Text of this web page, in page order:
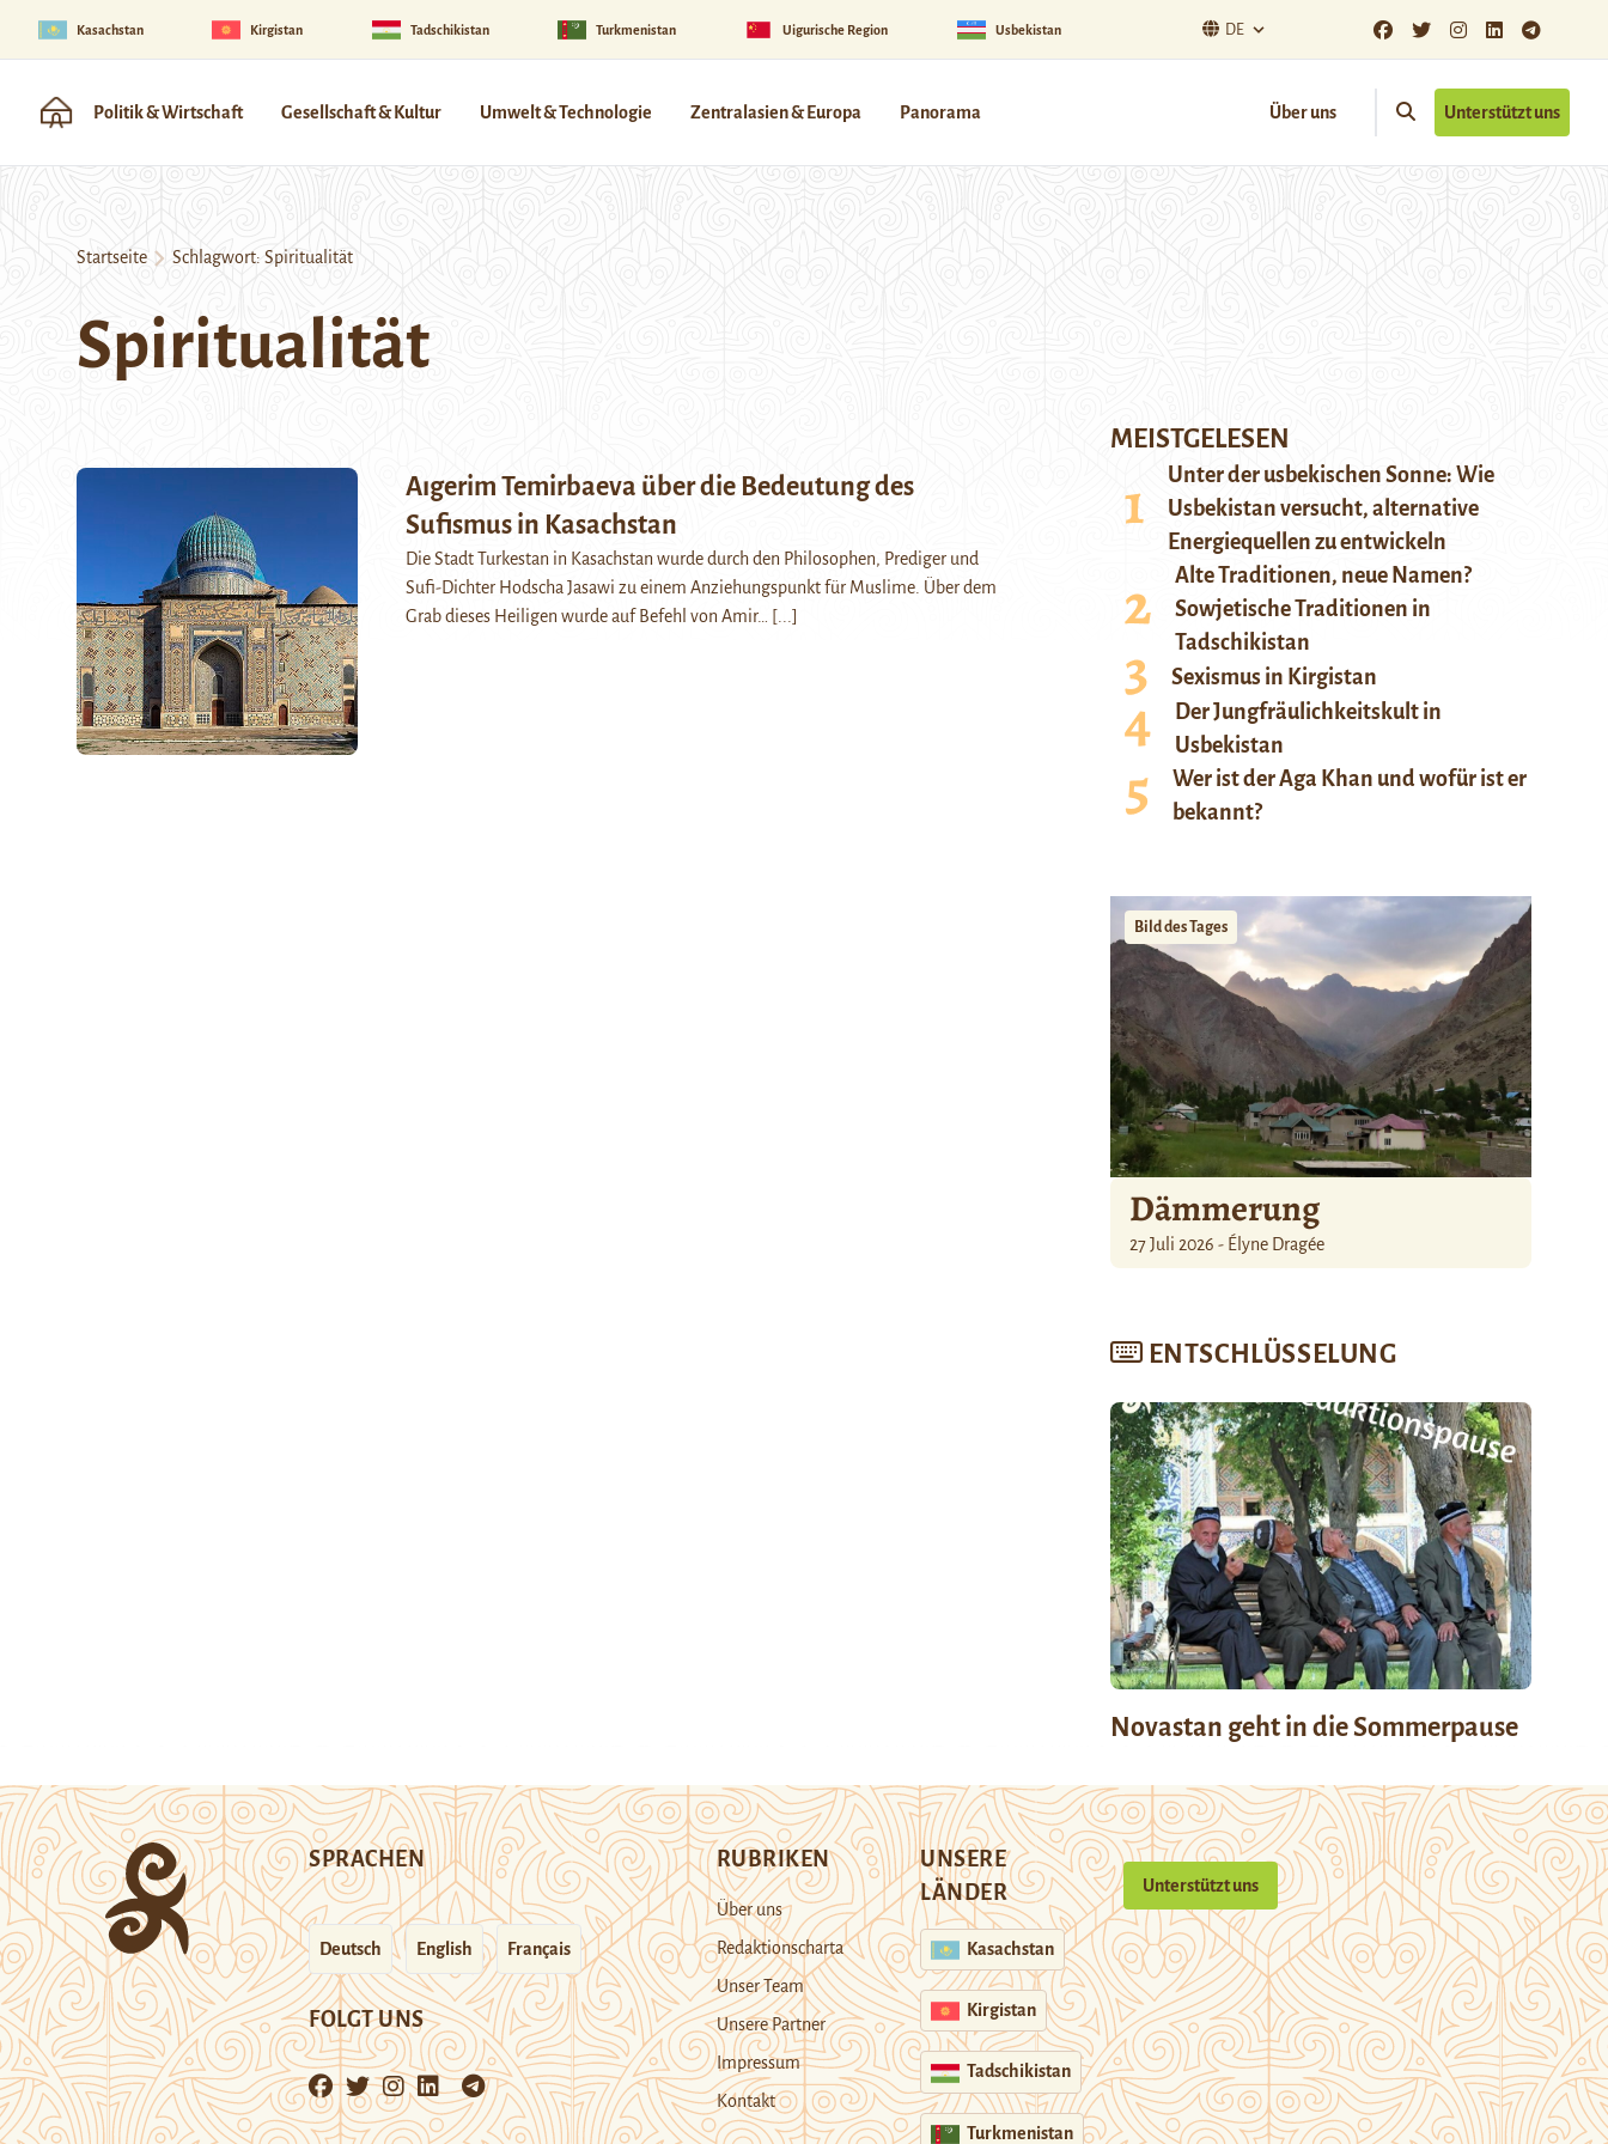
Kasachstan Kirgistan Tadschikistan Turkmenistan Uigurische Region Usbekistan DE
Politik & Wirtschaft Gesellschaft & Kultur Umwelt & Technologie Zentralasien & Europa Panorama Über uns Unterstützt uns
Startseite Schlagwort: Spiritualität
Spiritualität
Aıgerim Temirbaeva über die Bedeutung des
Sufismus in Kasachstan
Die Stadt Turkestan in Kasachstan wurde durch den Philosophen, Prediger und
Sufi-Dichter Hodscha Jasawi zu einem Anziehungspunkt für Muslime. Über dem
Grab dieses Heiligen wurde auf Befehl von Amir…
[...]
MEISTGELESEN
Unter der usbekischen Sonne: Wie
Usbekistan versucht, alternative
Energiequellen zu entwickeln
Alte Traditionen, neue Namen?
Sowjetische Traditionen in
Tadschikistan
Sexismus in Kirgistan
Der Jungfräulichkeitskult in
Usbekistan
Wer ist der Aga Khan und wofür ist er
bekannt?
Bild des Tages
Dämmerung
27 Juli 2026 - Élyne Dragée
ENTSCHLÜSSELUNG
Novastan geht in die Sommerpause
SPRACHEN
Deutsch English Français
FOLGT UNS
RUBRIKEN
Über uns
Redaktionscharta
Unser Team
Unsere Partner
Impressum
Kontakt
UNSERE
LÄNDER
Kasachstan
Kirgistan
Tadschikistan
Turkmenistan
Unterstützt uns